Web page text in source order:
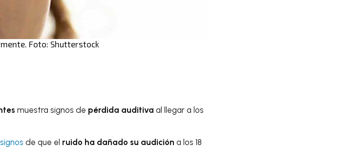
Foto: Shutterstock
muestra signos de pérdida auditiva al llegar a los
de que el ruido ha dañado su audición a los 18